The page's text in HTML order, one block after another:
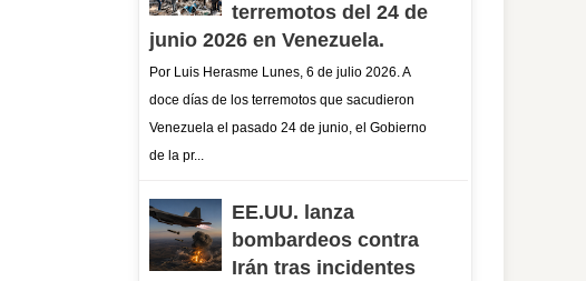
terremotos del 24 de
junio 2026 en Venezuela.
Por Luis Herasme Lunes, 6 de julio 2026. A
doce días de los terremotos que sacudieron
Venezuela el pasado 24 de junio, el Gobierno
de la pr...
EE.UU. lanza
bombardeos contra
Irán tras incidentes